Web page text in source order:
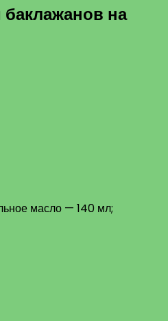
на
масло — 140 мл;